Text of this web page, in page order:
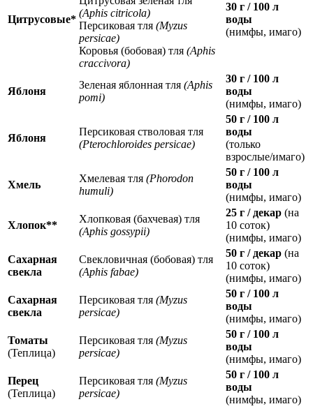
Цитрусовые*
(Aphis citricola)
Персиковая тля (Myzus
persicae)
Коровья (бобовая) тля (Aphis
craccivora)
30 г / 100 л
воды
(нимфы, имаго)
Яблоня
Зеленая яблонная тля (Aphis
pomi)
30 г / 100 л
воды
(нимфы, имаго)
Яблоня
Персиковая стволовая тля
(Pterochloroides persicae)
50 г / 100 л
воды
(только
взрослые/имаго)
Хмель
Хмелевая тля (Phorodon
humuli)
50 г / 100 л
воды
(нимфы, имаго)
Хлопок**
Хлопковая (бахчевая) тля
(Aphis gossypii)
25 г / декар (на
10 соток)
(нимфы, имаго)
Сахарная
свекла
Свекловичная (бобовая) тля
(Aphis fabae)
50 г / декар (на
10 соток)
(нимфы, имаго)
Сахарная
свекла
Персиковая тля (Myzus
persicae)
50 г / 100 л
воды
(нимфы, имаго)
Томаты
(Теплица)
Персиковая тля (Myzus
persicae)
50 г / 100 л
воды
(нимфы, имаго)
Перец
(Теплица)
Персиковая тля (Myzus
persicae)
50 г / 100 л
воды
(нимфы, имаго)